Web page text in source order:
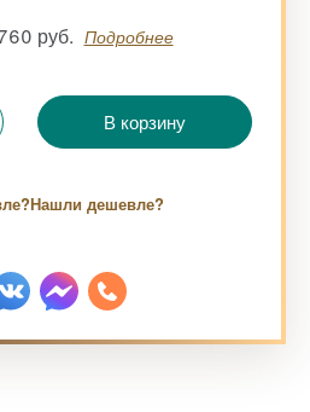
руб. Подробнее
Нашли дешевле?